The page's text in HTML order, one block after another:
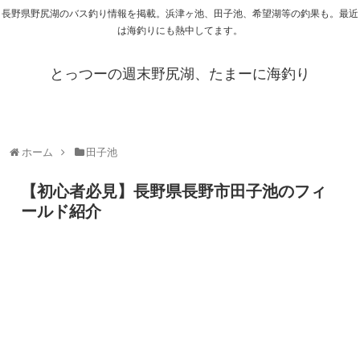
長野県野尻湖のバス釣り情報を掲載。浜津ヶ池、田子池、希望湖等の釣果も。最近
は海釣りにも熱中してます。
とっつーの週末野尻湖、たまーに海釣り
ホーム 田子池
【初心者必見】長野県長野市田子池のフィ
ールド紹介